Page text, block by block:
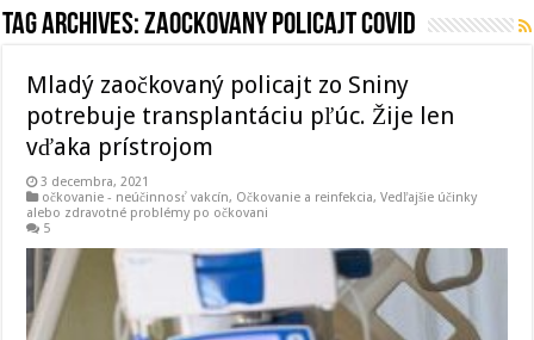
Tag Archives:zaockovany policajt covid
Mladý zaočkovaný policajt zo Sniny
potrebuje transplantáciu pľúc. Žije len
vďaka prístrojom
3 decembra, 2021
očkovanie - neúčinnosť vakcín, Očkovanie a reinfekcia,Vedľajšie účinky
alebo zdravotné problémy po očkovani
5